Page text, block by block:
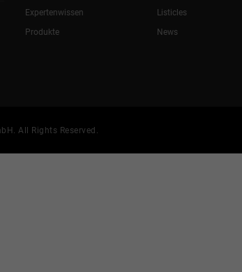
Expertenwissen
Produkte
Listicles
News
All Rights Reserved.